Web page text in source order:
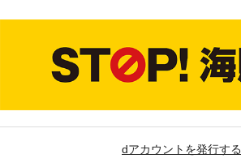
dアカウントを発行する